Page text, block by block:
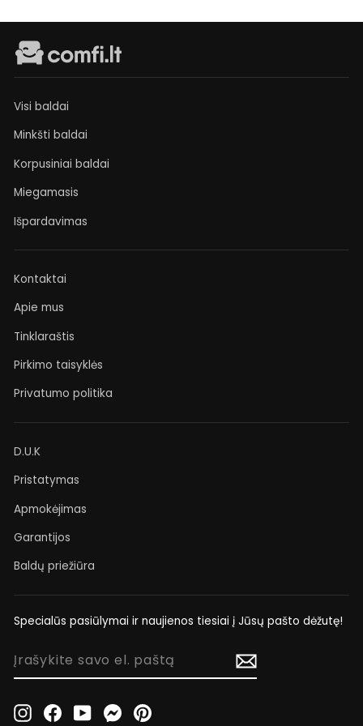
Visi baldai
Minkšti baldai
Korpusiniai baldai
Miegamasis
Išpardavimas
Kontaktai
Apie mus
Tinklaraštis
Pirkimo taisyklės
Privatumo politika
D.U.K
Pristatymas
Apmokėjimas
Garantijos
Baldų priežiūra
Specialūs pasiūlymai ir naujienos tiesiai į Jūsų pašto dėžutę!
ĮRAŠYKITE
PAŠTĄInstagramFacebookYouTubeMessenger